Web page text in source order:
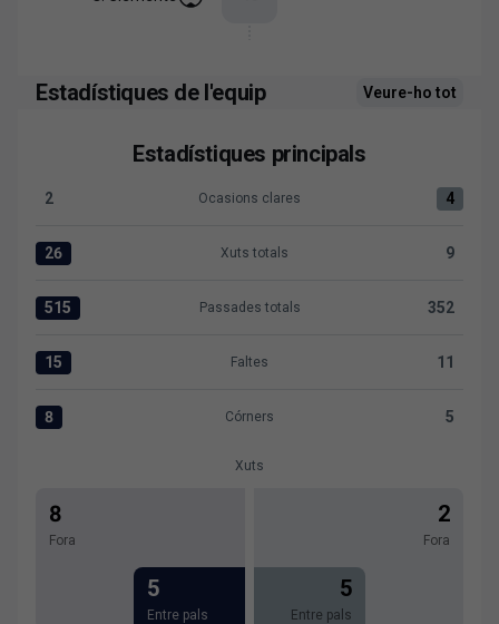
Estadístiques de l'equip Veure-ho tot
Estadístiques principals
Ocasions clares:Levante UD 2 versus R. Racing Club 4
2 Ocasions clares 4
Xuts totals:Levante UD 26 versus R. Racing Club 9
26 Xuts totals 9
Passades totals:Levante UD 515 versus R. Racing Club 352
515 Passades totals 352
Faltes:Levante UD 15 versus R. Racing Club 11
15 Faltes 11
Córners:Levante UD 8 versus R. Racing Club 5
8 Córners 5
Xuts
8
Fora
5
Entre pals
2
Fora
5
Entre pals